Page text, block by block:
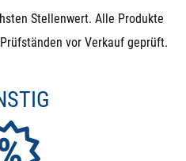
Stellenwert. Alle Produkte
vor Verkauf geprüft.